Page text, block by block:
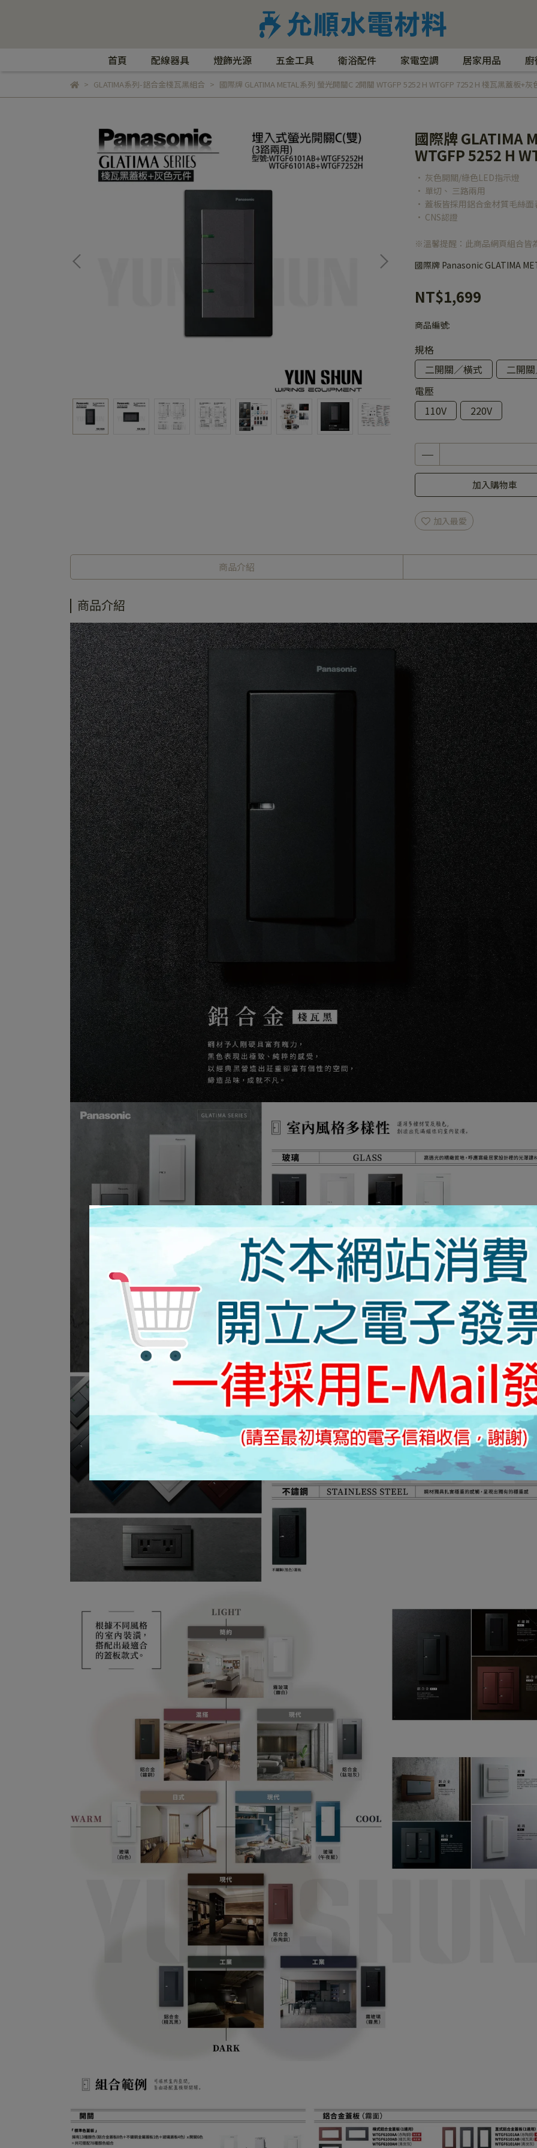
首頁 配線器具 燈飾光源 五金工具 衛浴配件 家電空調 居家用品
GLATIMA系列-鋁合金棧瓦黑組合 國際牌 GLATIMA METAL系列 螢光開關C 2開關 WTGFP 5252 H WTGFP 7252 H 棧瓦黑蓋板+灰
國際牌 GLATIMA
WTGFP 5252 H
• 灰色開關/綠色LED指示燈
• 單切、 三路兩用
• 蓋板皆採用鋁合金材質毛絲面
• CNS認證
※溫馨提醒：此商品網頁組合皆
國際牌 Panasonic GLATIMA
NT$1,699
商品編號:
規格
二開關／橫式
二開
電壓
110V
220V
加入購物車
加入最愛
商品介紹
商品介紹